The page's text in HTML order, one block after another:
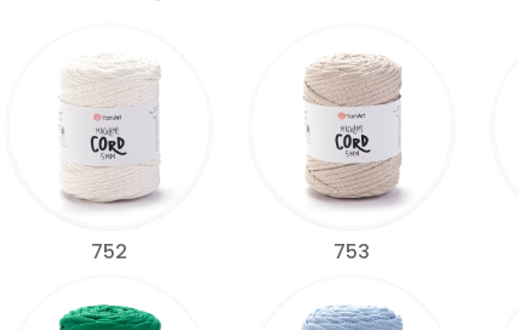
752 753